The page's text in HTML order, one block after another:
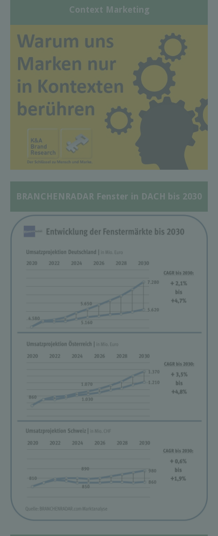
Context Marketing
BRANCHENRADAR Fenster in DACH bis 2030